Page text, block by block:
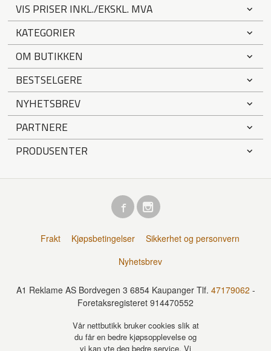
VIS PRISER INKL./EKSKL. MVA
KATEGORIER
OM BUTIKKEN
BESTSELGERE
NYHETSBREV
PARTNERE
PRODUSENTER
Frakt Kjøpsbetingelser
Sikkerhet og personvern
Nyhetsbrev
A1 Reklame AS Bordvegen 3 6854 Kaupanger Tlf. 47179062 -
Foretaksregisteret 914470552
Vår nettbutikk bruker cookies slik at
du får en bedre kjøpsopplevelse og
vi kan yte deg bedre service. Vi